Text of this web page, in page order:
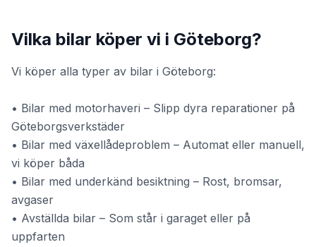
Vilka bilar köper vi i Göteborg?
Vi köper alla typer av bilar i Göteborg:
• Bilar med motorhaveri – Slipp dyra reparationer på
Göteborgsverkstäder
• Bilar med växellådeproblem – Automat eller manuell,
vi köper båda
• Bilar med underkänd besiktning – Rost, bromsar,
avgaser
• Avställda bilar – Som står i garaget eller på
uppfarten